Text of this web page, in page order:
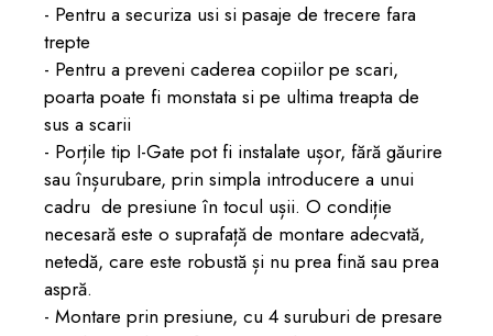
- Pentru a securiza usi si pasaje de trecere fara
trepte
- Pentru a preveni caderea copiilor pe scari,
poarta poate fi monstata si pe ultima treapta de
sus a scarii
- Porțile tip I-Gate pot fi instalate ușor, fără găurire
sau înșurubare, prin simpla introducere a unui
cadru de presiune în tocul ușii. O condiție
necesară este o suprafață de montare adecvată,
netedă, care este robustă și nu prea fină sau prea
aspră.
- Montare prin presiune, cu 4 suruburi de presare